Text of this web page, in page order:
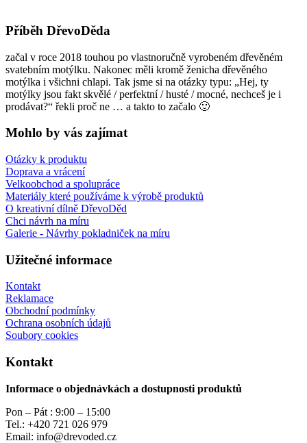
Příběh DřevoDěda
začal v roce 2018 touhou po vlastnoručně vyrobeném dřevěném
svatebním motýlku. Nakonec měli kromě ženicha dřevěného
motýlka i všichni chlapi. Tak jsme si na otázky typu: „Hej, ty
motýlky jsou fakt skvělé / perfektní / husté / mocné, nechceš je i
prodávat?“ řekli proč ne … a takto to začalo 🙂
Mohlo by vás zajímat
Otázky k produktu
Doprava a vrácení
Velkoobchod a spolupráce
Materiály které používáme k výrobě produktů
O kreativní dílně DřevoDěd
Chci návrh na míru
Galerie - Návrhy pokladniček na míru
Užitečné informace
Kontakt
Reklamace
Obchodní podmínky
Ochrana osobních údajů
Soubory cookies
Kontakt
Informace o objednávkách a dostupnosti produktů
Pon – Pát : 9:00 – 15:00
Tel.: +420 721 026 979
Email: info@drevoded.cz